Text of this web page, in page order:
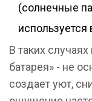
(солнечные
используется
В таких
батарея» - не
создает уют,